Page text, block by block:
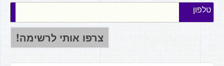
טלפון